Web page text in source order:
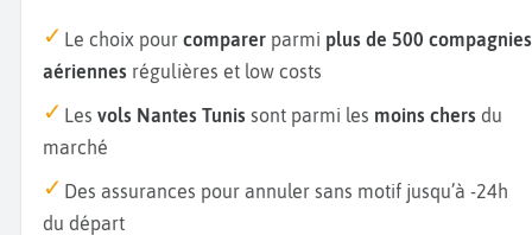
Le choix pour comparer parmi plus de 500 compagnies
aériennes régulières et low costs
Les vols Nantes Tunis sont parmi les moins chers du
marché
Des assurances pour annuler sans motif jusqu’à -24h
du départ